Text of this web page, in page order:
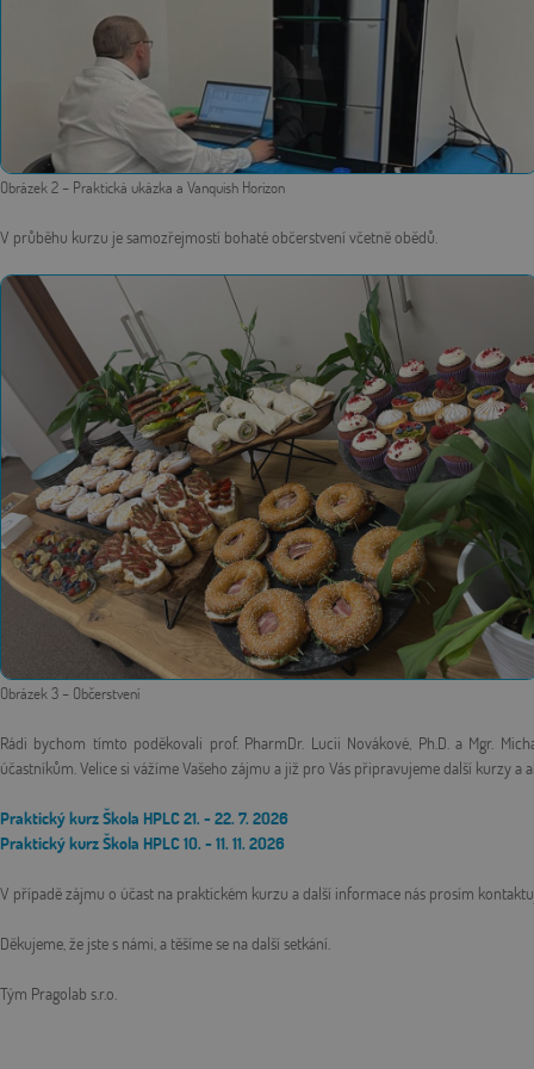
Obrázek 2 – Praktická ukázka a Vanquish Horizon
V průběhu kurzu je samozřejmostí bohaté občerstvení včetně obědů.
Obrázek 3 – Občerstvení
Rádi bychom tímto poděkovali prof. PharmDr. Lucii Novákové, Ph.D. a Mgr.
účastníkům. Velice si vážíme Vašeho zájmu a již pro Vás připravujeme další kurzy a
Praktický kurz Škola HPLC 21. - 22. 7. 2026
Praktický kurz Škola HPLC10. - 11. 11. 2026
V případě zájmu o účast na praktickém kurzu a další informace nás prosím
Děkujeme, že jste s námi, a těšíme se na další setkání.
Tým Pragolab s.r.o.